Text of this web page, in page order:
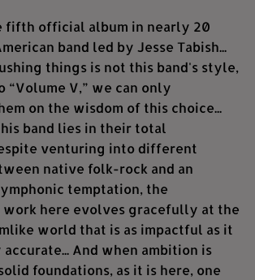
fifth official album in nearly 20
band led by Jesse Tabish...
things is not this band's style,
“Volume V,” we can only
on the wisdom of this choice...
band lies in their total
venturing into different
native folk-rock and an
temptation, the
here evolves gracefully at the
world that is as impactful as it
And when ambition is
foundations, as it is here, one